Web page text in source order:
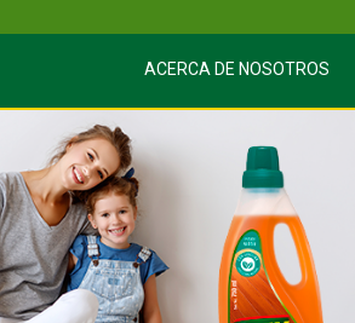
ACERCA DE NOSOTROS